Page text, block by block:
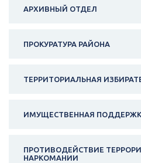
АРХИВНЫЙ ОТДЕЛ
ПРОКУРАТУРА РАЙОНА
ТЕРРИТОРИАЛЬНАЯ
ИМУЩЕСТВЕННАЯ
ПРОТИВОДЕЙСТВИЕ
НАРКОМАНИИ